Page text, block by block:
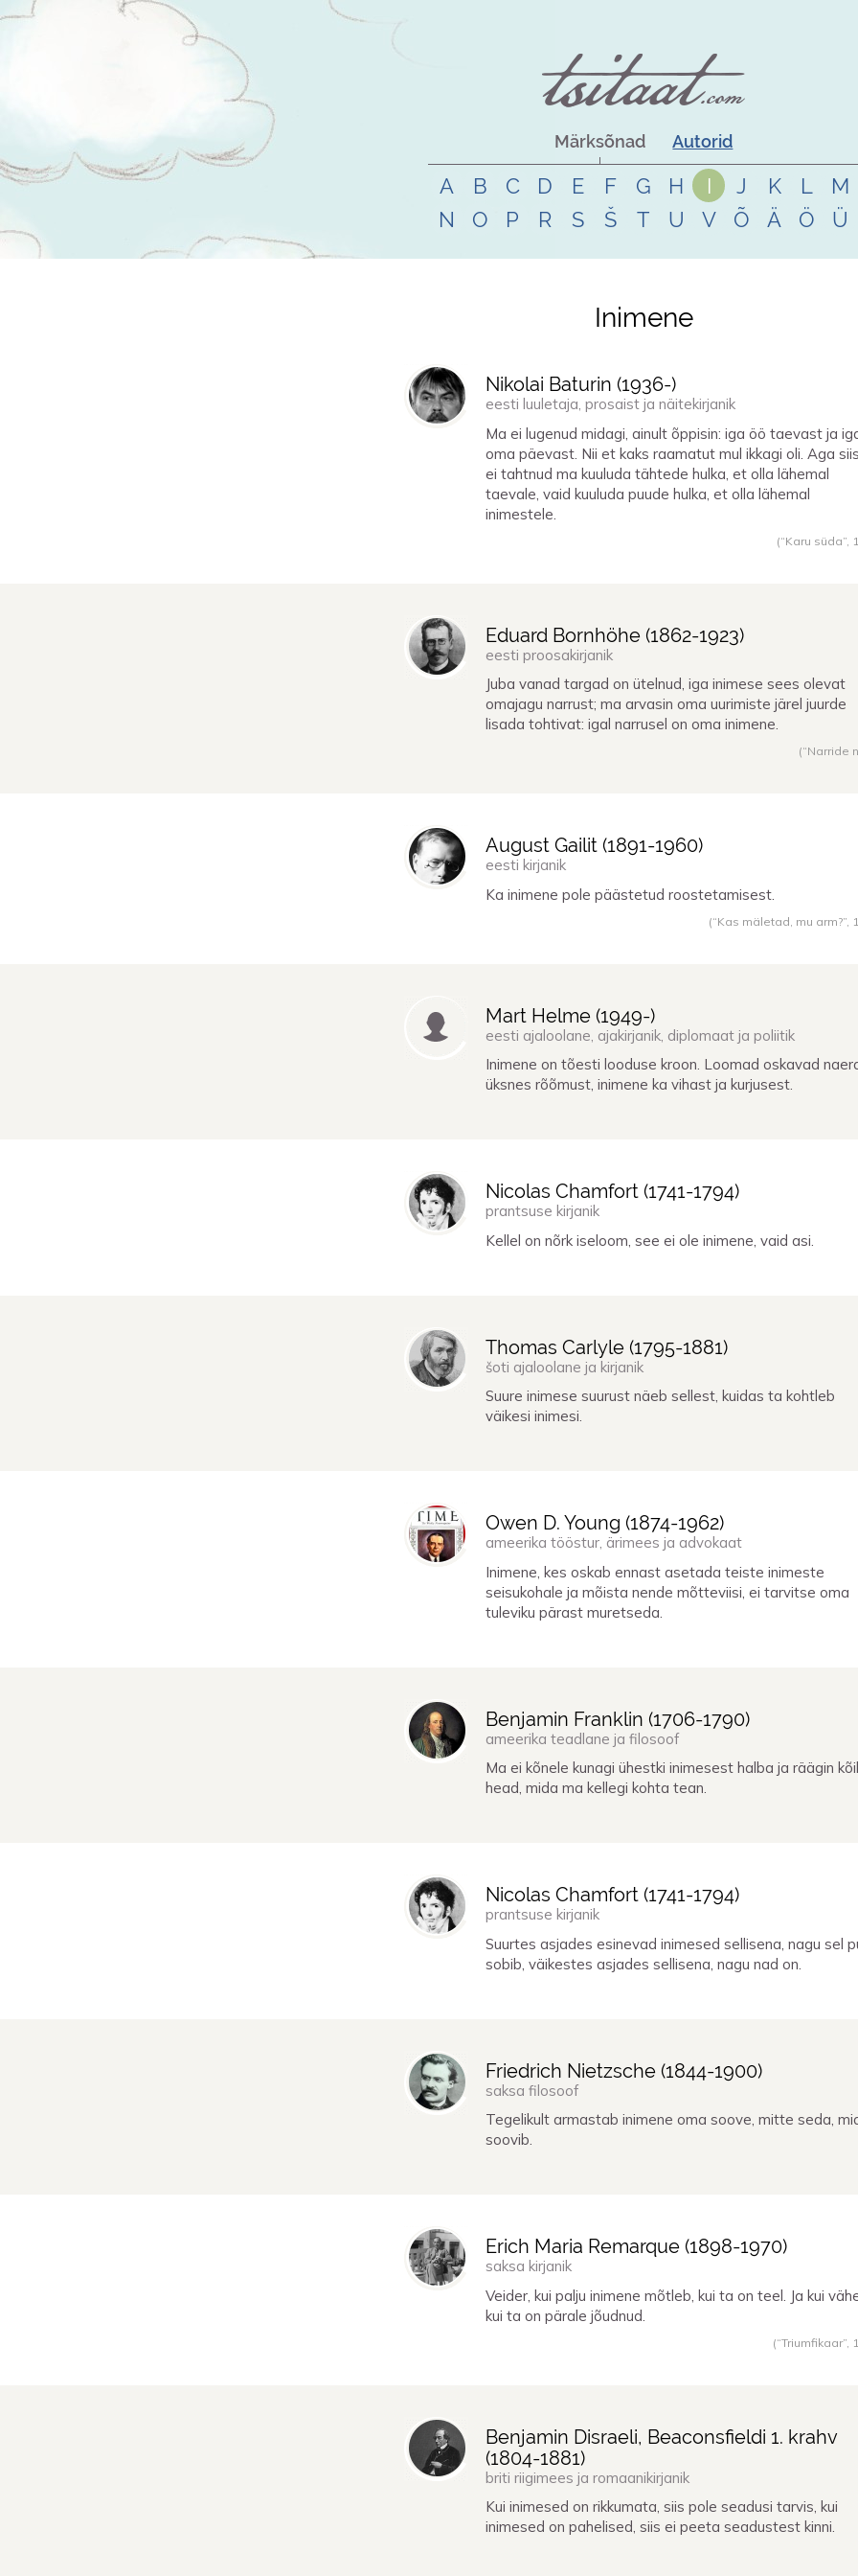
Märksõnad Autorid
A B C D E F G H I J K L
M
N
O P R S Š T U V Õ Ä Ö Ü
Inimene
Nikolai Baturin (1936-)
eesti luuletaja, prosaist ja näitekirjanik
Ma ei lugenud midagi, ainult õppisin: iga öö taevast ja
oma päevast. Nii et kaks raamatut mul ikkagi oli. Aga
ei tahtnud ma kuuluda tähtede hulka, et olla lähemal
taevale, vaid kuuluda puude hulka, et olla lähemal
inimestele.
(“Karu süda”,
Eduard Bornhöhe (1862-1923)
eesti proosakirjanik
Juba vanad targad on ütelnud, iga inimese sees olevat
omajagu narrust; ma arvasin oma uurimiste järel juurde
lisada tohtivat: igal narrusel on oma inimene.
(“Narride
August Gailit (1891-1960)
eesti kirjanik
Ka inimene pole päästetud roostetamisest.
(“Kas mäletad, mu arm?”,
Mart Helme (1949-)
eesti ajaloolane, ajakirjanik, diplomaat ja poliitik
Inimene on tõesti looduse kroon. Loomad oskavad
üksnes rõõmust, inimene ka vihast ja kurjusest.
Nicolas Chamfort (1741-1794)
prantsuse kirjanik
Kellel on nõrk iseloom, see ei ole inimene, vaid asi.
Thomas Carlyle (1795-1881)
šoti ajaloolane ja kirjanik
Suure inimese suurust näeb sellest, kuidas ta kohtleb
väikesi inimesi.
Owen D. Young (1874-1962)
ameerika tööstur, ärimees ja advokaat
Inimene, kes oskab ennast asetada teiste inimeste
seisukohale ja mõista nende mõtteviisi, ei tarvitse oma
tuleviku pärast muretseda.
Benjamin Franklin (1706-1790)
ameerika teadlane ja filosoof
Ma ei kõnele kunagi ühestki inimesest halba ja räägin
head, mida ma kellegi kohta tean.
Nicolas Chamfort (1741-1794)
prantsuse kirjanik
Suurtes asjades esinevad inimesed sellisena, nagu sel
sobib, väikestes asjades sellisena, nagu nad on.
Friedrich Nietzsche (1844-1900)
saksa filosoof
Tegelikult armastab inimene oma soove, mitte seda,
soovib.
Erich Maria Remarque (1898-1970)
saksa kirjanik
Veider, kui palju inimene mõtleb, kui ta on teel. Ja kui
kui ta on pärale jõudnud.
(“Triumfikaar”,
Benjamin Disraeli, Beaconsfieldi 1. krahv
(1804-1881)
briti riigimees ja romaanikirjanik
Kui inimesed on rikkumata, siis pole seadusi tarvis, kui
inimesed on pahelised, siis ei peeta seadustest kinni.